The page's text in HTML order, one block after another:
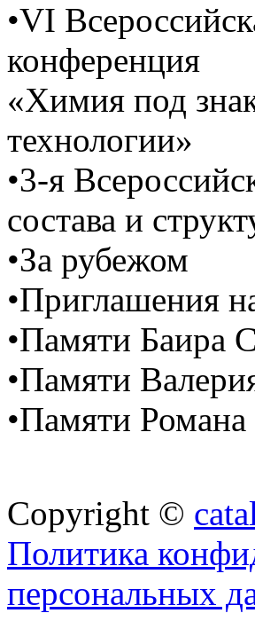
•VI
конференция
«Химия под
технологии»
•3-я
состава и
•За рубежом
•Приглашения
•Памяти
•Памяти
•Памяти
Copyright ©
Политика
персональных